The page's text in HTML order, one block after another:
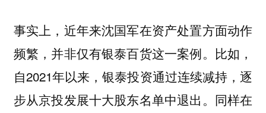
事实上，近年来沈国军在资产处置方面动作
频繁，并非仅有银泰百货这一案例。比如，
自2021年以来，银泰投资通过连续减持，逐
步从京投发展十大股东名单中退出。同样在